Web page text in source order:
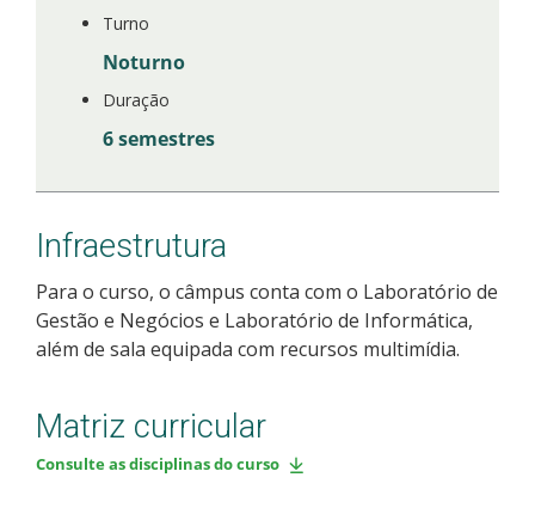
Turno
Noturno
Duração
6 semestres
Infraestrutura
Para o curso, o câmpus conta com o Laboratório de
Gestão e Negócios e Laboratório de Informática,
além de sala equipada com recursos multimídia.
Matriz curricular
Consulte as disciplinas do curso